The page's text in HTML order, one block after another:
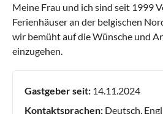
Meine Frau und ich sind seit 1999
Ferienhäuser an der belgischen
wir bemüht auf die Wünsche und
einzugehen.
Gastgeber seit: 14.11.2024
Kontaktsprachen: Deutsch,